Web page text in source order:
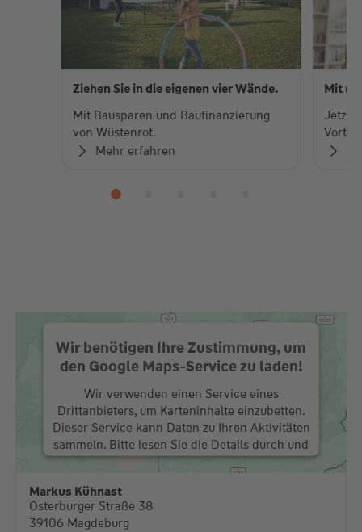
Ziehen Sie in die eigenen vier Wände.
Mit Bausparen und Baufinanzierung
von Wüstenrot.
Mehr erfahren
Mit
Jetzt
Wir benötigen Ihre Zustimmung, um
den Google Maps-Service zu laden!
Wir verwenden einen Service eines
Drittanbieters, um Karteninhalte einzubetten.
Dieser Service kann Daten zu Ihren Aktivitäten
sammeln. Bitte lesen Sie die Details durch und
stimmen Sie der Nutzung des Service zu, um
diese Karte anzuzeigen.
Mehr Informationen
Markus Kühnast
Osterburger Straße 38
39106 Magdeburg